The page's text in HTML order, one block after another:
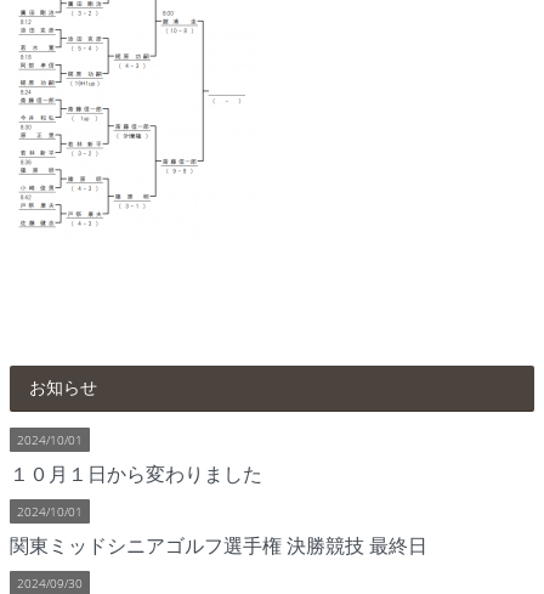
お知らせ
2024/10/01
１０月１日から変わりました
2024/10/01
関東ミッドシニアゴルフ選手権 決勝競技 最終日
2024/09/30